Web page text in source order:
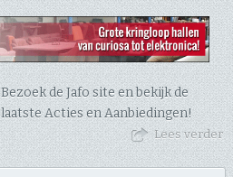
Bezoek de Jafo site en bekijk de
laatste Acties en Aanbiedingen!
Lees verder